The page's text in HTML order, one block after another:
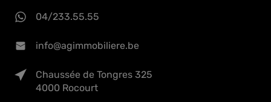
04/233.55.55
info@agimmobiliere.be
Chaussée de Tongres 325
4000 Rocourt